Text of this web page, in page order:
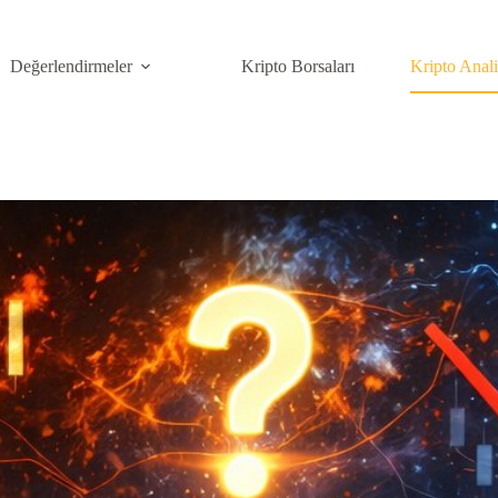
Değerlendirmeler Kripto Borsaları Kripto